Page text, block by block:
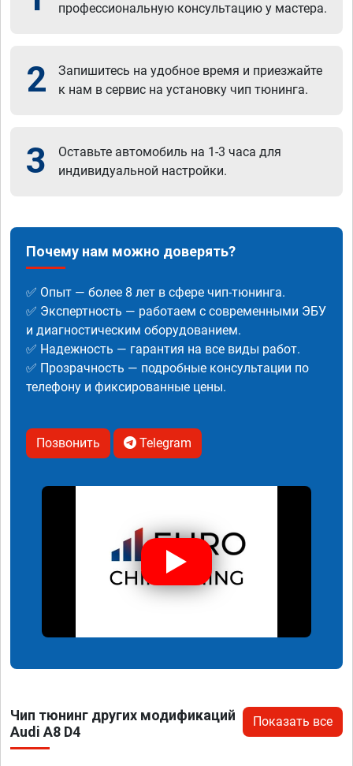
профессиональную консультацию у мастера.
2
Запишитесь на удобное время и приезжайте
к нам в сервис на установку чип тюнинга.
3
Оставьте автомобиль на 1-3 часа для
индивидуальной настройки.
Почему нам можно доверять?
✅ Опыт — более 8 лет в сфере чип-тюнинга.
✅ Экспертность — работаем с современными ЭБУ
и диагностическим оборудованием.
✅ Надежность — гарантия на все виды работ.
✅ Прозрачность — подробные консультации по
телефону и фиксированные цены.
Позвонить Telegram
Чип тюнинг других модификаций
Audi A8 D4
Показать все